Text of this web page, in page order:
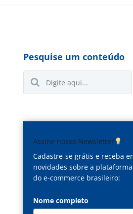
Pesquise um conteúdo
Assine nossa Newsletter
Cadastre-se grátis e receba
novidades sobre a
do e-commerce brasileiro:
Nome completo